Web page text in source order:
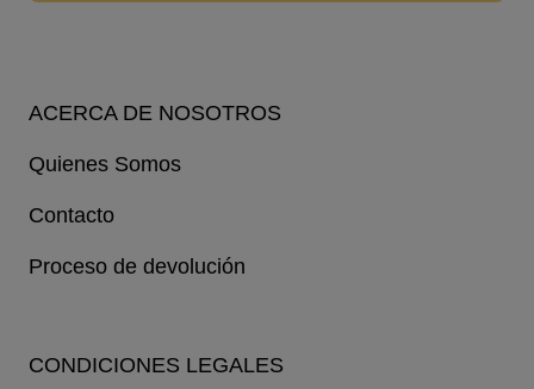
ACERCA DE NOSOTROS
Quienes Somos
Contacto
Proceso de devolución
CONDICIONES LEGALES